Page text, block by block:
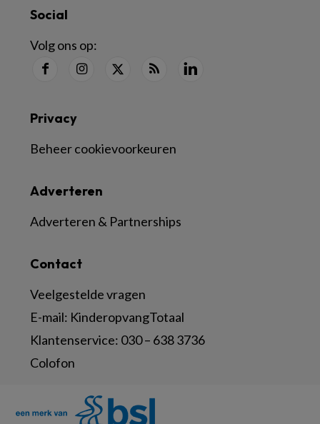
Social
Volg ons op:
Contact
Veelgestelde vragen
E-mail: KinderopvangTotaal
Klantenservice: 030 – 638 3736
Colofon
Adverteren
Adverteren & Partnerships
Privacy
Beheer cookievoorkeuren